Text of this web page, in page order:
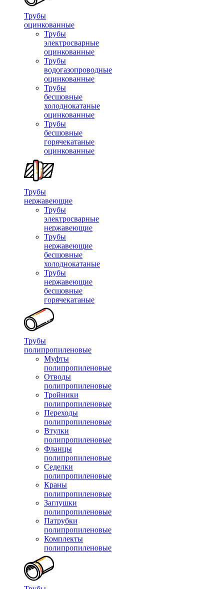
Трубы
оцинкованные
Трубы
электросварные
оцинкованные
Трубы
водогазопроводные
оцинкованные
Трубы
бесшовные
холоднокатаные
оцинкованные
Трубы
бесшовные
горячекатаные
оцинкованные
Трубы
нержавеющие
Трубы
электросварные
нержавеющие
Трубы
нержавеющие
бесшовные
холоднокатаные
Трубы
нержавеющие
бесшовные
горячекатаные
Трубы
полипропиленовые
Муфты
полипропиленовые
Отводы
полипропиленовые
Тройники
полипропиленовые
Переходы
полипропиленовые
Втулки
полипропиленовые
Фланцы
полипропиленовые
Седелки
полипропиленовые
Краны
полипропиленовые
Заглушки
полипропиленовые
Патрубки
полипропиленовые
Комплекты
полипропиленовые